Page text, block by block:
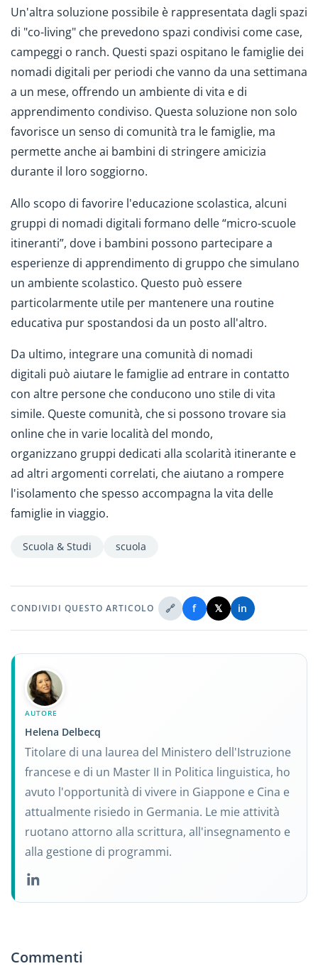
Un'altra soluzione possibile è rappresentata dagli spazi
di "co-living" che prevedono spazi condivisi come case,
campeggi o ranch. Questi spazi ospitano le famiglie dei
nomadi digitali per periodi che vanno da una settimana
a un mese, offrendo un ambiente di vita e di
apprendimento condiviso. Questa soluzione non solo
favorisce un senso di comunità tra le famiglie, ma
permette anche ai bambini di stringere amicizia
durante il loro soggiorno.
Allo scopo di favorire l'educazione scolastica, alcuni
gruppi di nomadi digitali formano delle “micro-scuole
itineranti”, dove i bambini possono partecipare a
esperienze di apprendimento di gruppo che simulano
un ambiente scolastico. Questo può essere
particolarmente utile per mantenere una routine
educativa pur spostandosi da un posto all'altro.
Da ultimo, integrare una comunità di nomadi
digitali può aiutare le famiglie ad entrare in contatto
con altre persone che conducono uno stile di vita
simile. Queste comunità, che si possono trovare sia
online che in varie località del mondo,
organizzano gruppi dedicati alla scolarità itinerante e
ad altri argomenti correlati, che aiutano a rompere
l'isolamento che spesso accompagna la vita delle
famiglie in viaggio.
Scuola & Studi scuola
CONDIVIDI QUESTO ARTICOLO 🔗 f 𝕏 in
AUTORE
Helena Delbecq
Titolare di una laurea del Ministero dell'Istruzione
francese e di un Master II in Politica linguistica, ho
avuto l'opportunità di vivere in Giappone e Cina e
attualmente risiedo in Germania. Le mie attività
ruotano attorno alla scrittura, all'insegnamento e
alla gestione di programmi.
Commenti